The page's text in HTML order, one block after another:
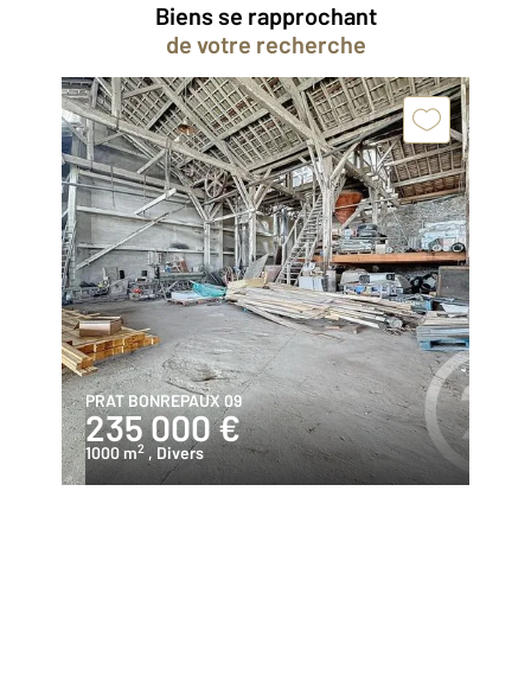
Biens se rapprochant
de votre recherche
PRAT BONREPAUX 09
235 000 €
1000 m2 , Divers